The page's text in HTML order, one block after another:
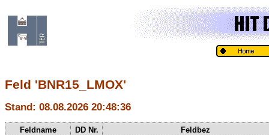
Feld 'BNR15_LMOX'
Stand: 08.08.2026 20:48:36
Feldname DD Nr. Feldbez